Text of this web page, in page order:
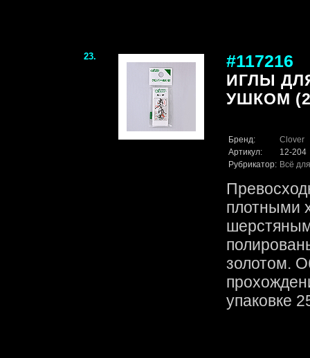
23. #117216
ИГЛЫ
УШКОМ
Бренд:
Clover
Артикул:
12-204
Рубрикатор: Всё
плотными
золотом.
упаковке